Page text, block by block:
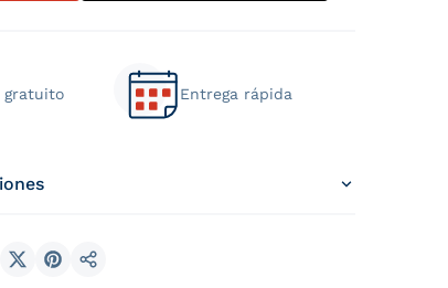
gratuito Entrega rápida
en Facebook
Compartir en X (Twitter)
Compartir en Pinterest
Compartir